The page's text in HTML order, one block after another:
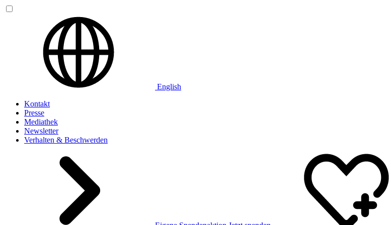
English
Kontakt
Presse
Mediathek
Newsletter
Verhalten & Beschwerden